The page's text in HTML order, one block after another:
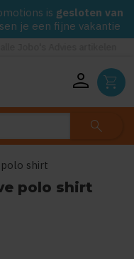
is gesloten van
je een fijne vakantie
person shopping_cart
search
shirt
polo shirt